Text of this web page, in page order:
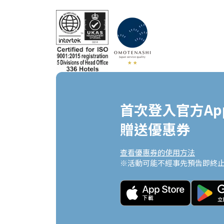
首次登入官方
贈送優惠券
查看優惠券的使用方法
※活動可能不經事先預告即終